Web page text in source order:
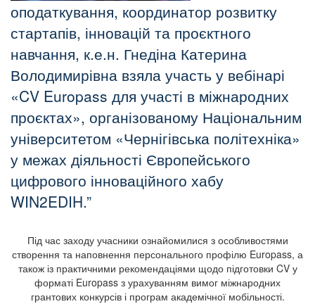
оподаткування, координатор розвитку
стартапів, інновацій та проєктного
навчання, к.е.н. Гнедіна Катерина
Володимирівна взяла участь у вебінарі
«CV Europass для участі в міжнародних
проєктах», організованому Національним
університетом «Чернігівська політехніка»
у межах діяльності Європейського
цифрового інноваційного хабу
WIN2EDIH.
Під час заходу учасники ознайомилися з особливостями
створення та наповнення персонального профілю Europass, а
також із практичними рекомендаціями щодо підготовки CV у
форматі Europass з урахуванням вимог міжнародних
грантових конкурсів і програм академічної мобільності.